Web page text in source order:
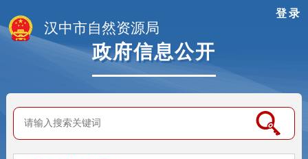
登录
汉中市自然资源局
政府信息公开